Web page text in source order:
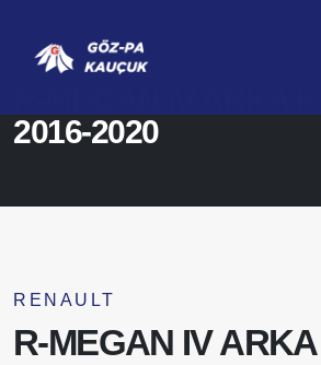
2016-2020
ANASAYFA ÜRÜNLERIMIZ
RENAULT
R-MEGAN IV